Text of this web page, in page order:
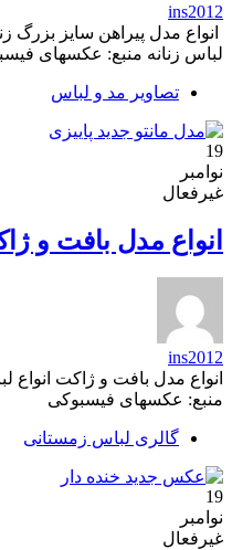
ins2012
انواع مدل پیراهن سایز بزرگ
لباس زنانه منبع: عکسهای
تصاویر مد و لباس
19
نوامبر
غیرفعال
انواع مدل بافت و
ins2012
انواع مدل بافت و ژاکت
منبع: عکسهای فیسبوکی
گالری لباس زمستانی
19
نوامبر
غیرفعال